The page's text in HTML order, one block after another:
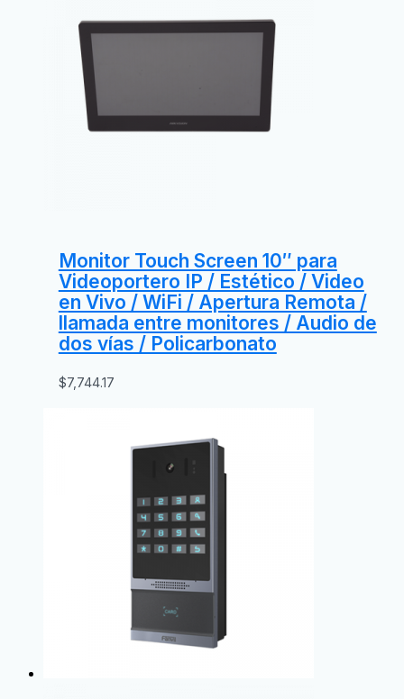
Monitor Touch Screen 10″ para
Videoportero IP / Estético / Video
en Vivo / WiFi / Apertura Remota /
llamada entre monitores / Audio de
dos vías / Policarbonato
$7,744.17